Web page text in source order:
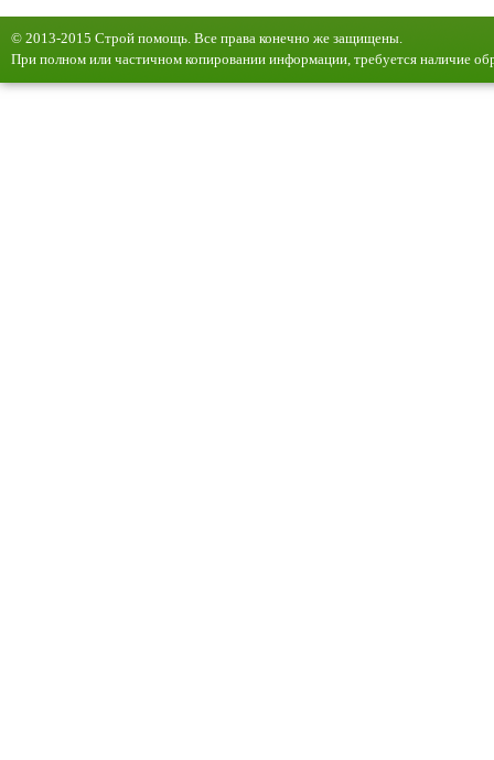
© 2013-2015 Строй помощь. Все права конечно же защищены.
При полном или частичном копировании информации, требуется наличие